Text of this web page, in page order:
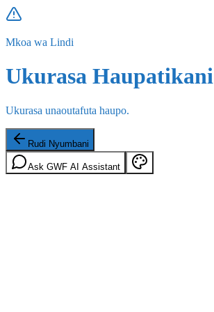
Mkoa wa Lindi
Ukurasa Haupatikani
Ukurasa unaoutafuta haupo.
Rudi Nyumbani
Ask GWF AI Assistant